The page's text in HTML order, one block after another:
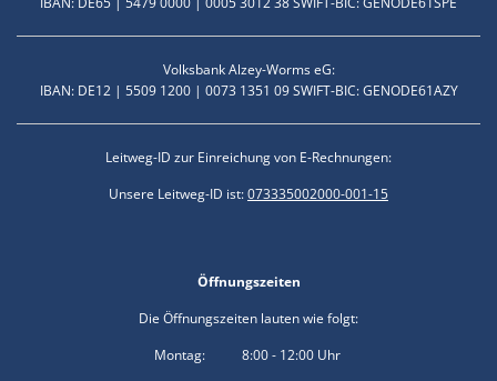
Volksbank Alzey-Worms eG:
IBAN: DE12 | 5509 1200 | 0073 1351 09 SWIFT-BIC: GENODE61AZY
Leitweg-ID zur Einreichung von E-Rechnungen:
Unsere Leitweg-ID ist:073335002000-001-15
Öffnungszeiten
Die Öffnungszeiten lauten wie folgt:
Montag: 8:00 - 12:00 Uhr